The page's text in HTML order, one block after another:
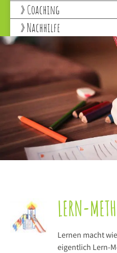
Coaching
Nachhilfe
LERN-
Lernen macht
eigentlich Lern-